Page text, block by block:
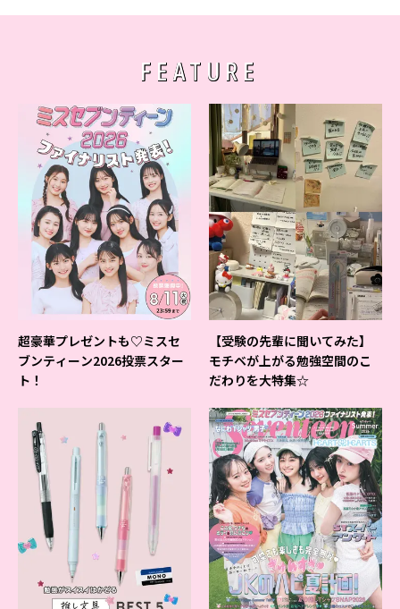
FEATURE
超豪華プレゼントも♡ミスセ
ブンティーン2026投票スター
ト！
【受験の先輩に聞いてみた】
モチベが上がる勉強空間のこ
だわりを大特集☆